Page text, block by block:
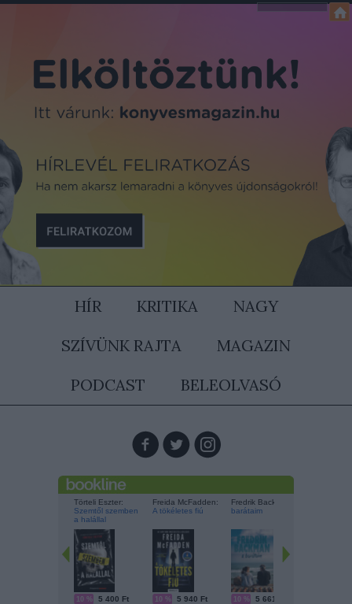
HÍR KRITIKA
NAGY
SZÍVÜNK RAJTA
MAGAZIN
PODCAST
BELEOLVASÓ